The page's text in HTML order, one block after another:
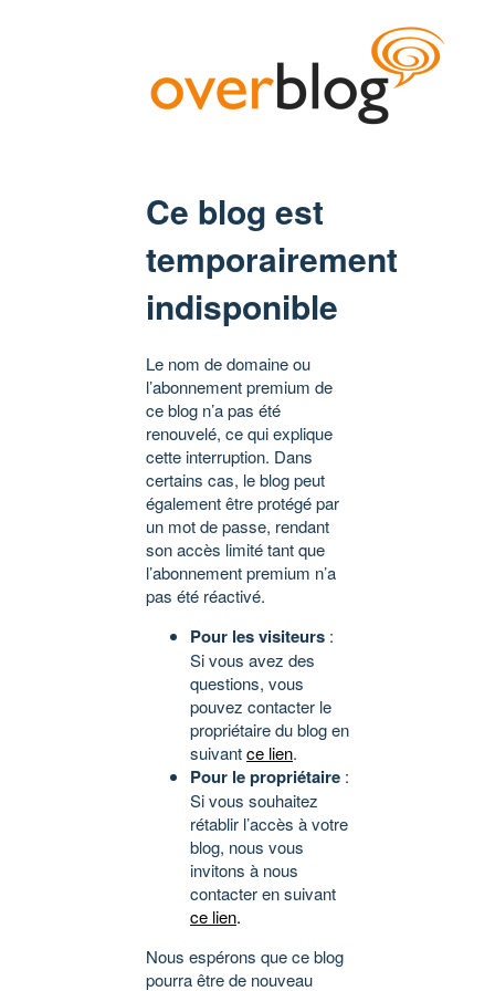
Ce blog est
temporairement
indisponible
Le nom de domaine ou
l’abonnement premium de
ce blog n’a pas été
renouvelé, ce qui explique
cette interruption. Dans
certains cas, le blog peut
également être protégé par
un mot de passe, rendant
son accès limité tant que
l’abonnement premium n’a
pas été réactivé.
Pour les visiteurs :
Si vous avez des
questions, vous
pouvez contacter le
propriétaire du blog en
suivantce lien.
Pour le propriétaire :
Si vous souhaitez
rétablir l’accès à votre
blog, nous vous
invitons à nous
contacter en suivant
ce lien.
Nous espérons que ce blog
pourra être de nouveau